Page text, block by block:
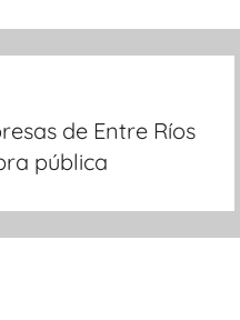
de Entre Ríos
pública